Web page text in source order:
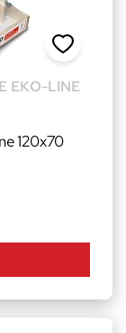
EKO-LINE
120x70